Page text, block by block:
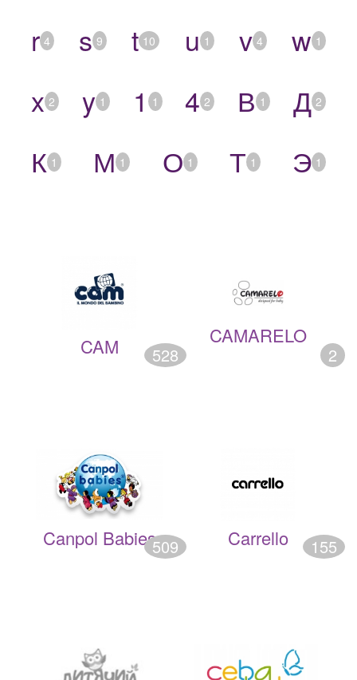
r 4 s 9 t 10 u 1 v 4 w 1
x 2 y 1 1 1 4 2 В 1 Д 2
К 1 М 1 О 1 Т 1 Э 1
528
CAM 2
CAMARELO
509
Canpol Babies 155
Carrello